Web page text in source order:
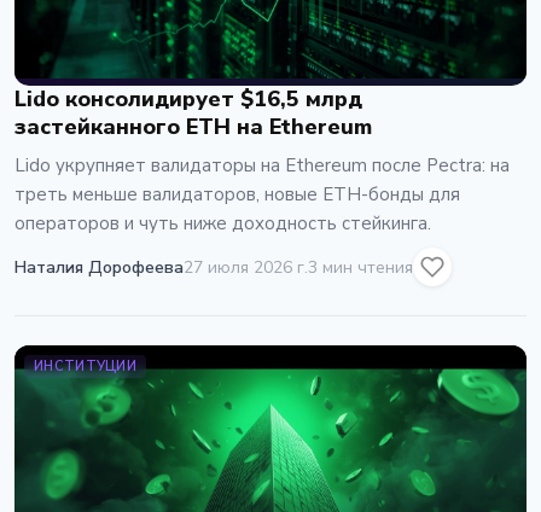
Lido консолидирует $16,5 млрд
застейканного ETH на Ethereum
Lido укрупняет валидаторы на Ethereum после Pectra: на
треть меньше валидаторов, новые ETH-бонды для
операторов и чуть ниже доходность стейкинга.
Наталия Дорофеева27 июля 2026 г.3 мин чтения
ИНСТИТУЦИИ